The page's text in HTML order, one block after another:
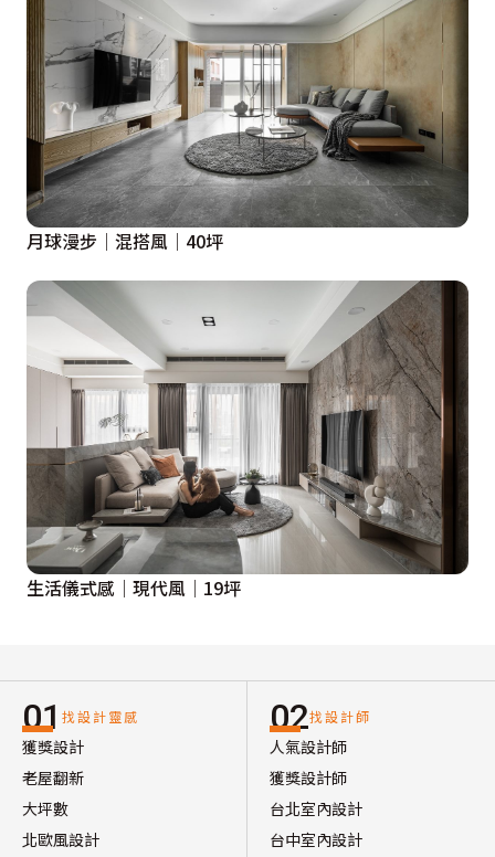
月球漫步│混搭風│40坪
生活儀式感│現代風│19坪
01 找設計靈感
獲獎設計
老屋翻新
大坪數
北歐風設計
02找設計師
人氣設計師
獲獎設計師
台北室內設計
台中室內設計